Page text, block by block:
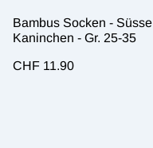
Bambus Socken - Süsse
Kaninchen - Gr. 25-35
CHF 11.90